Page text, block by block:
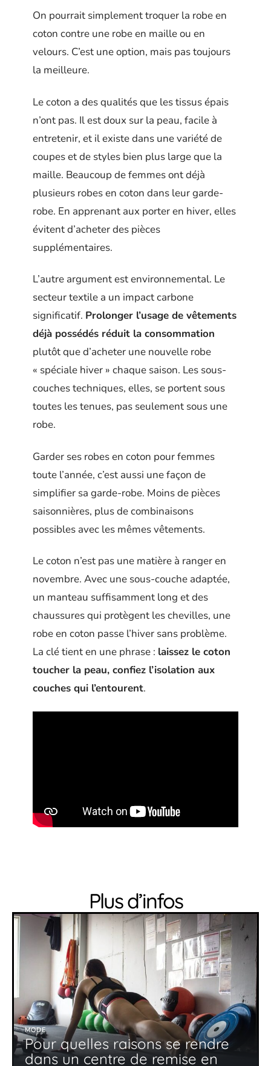
On pourrait simplement troquer la robe en
coton contre une robe en maille ou en
velours. C’est une option, mais pas toujours
la meilleure.
Le coton a des qualités que les tissus épais
n’ont pas. Il est doux sur la peau, facile à
entretenir, et il existe dans une variété de
coupes et de styles bien plus large que la
maille. Beaucoup de femmes ont déjà
plusieurs robes en coton dans leur garde-
robe. En apprenant aux porter en hiver, elles
évitent d’acheter des pièces
supplémentaires.
L’autre argument est environnemental. Le
secteur textile a un impact carbone
significatif. Prolonger l’usage de vêtements
déjà possédés réduit la consommation
plutôt que d’acheter une nouvelle robe
« spéciale hiver » chaque saison. Les sous-
couches techniques, elles, se portent sous
toutes les tenues, pas seulement sous une
robe.
Garder ses robes en coton pour femmes
toute l’année, c’est aussi une façon de
simplifier sa garde-robe. Moins de pièces
saisonnières, plus de combinaisons
possibles avec les mêmes vêtements.
Le coton n’est pas une matière à ranger en
novembre. Avec une sous-couche adaptée,
un manteau suffisamment long et des
chaussures qui protègent les chevilles, une
robe en coton passe l’hiver sans problème.
La clé tient en une phrase : laissez le coton
toucher la peau, confiez l’isolation aux
couches qui l’entourent.
Plus d’infos
MODE
Pour quelles raisons se rendre
dans un centre de remise en